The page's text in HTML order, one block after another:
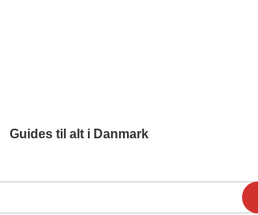
Guides til alt i Danmark